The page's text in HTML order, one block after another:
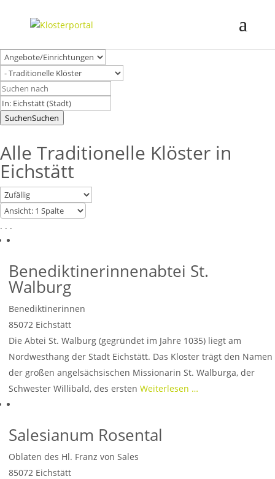
SuchenSuchen
Alle Traditionelle Klöster in
Eichstätt
. . .
Benediktinerinnenabtei St.
Walburg
Benediktinerinnen
85072 Eichstätt
Die Abtei St. Walburg (gegründet im Jahre 1035) liegt am
Nordwesthang der Stadt Eichstätt. Das Kloster trägt den Namen
der großen angelsächsischen Missionarin St. Walburga, der
Schwester Willibald, des ersten Weiterlesen …
Salesianum Rosental
Oblaten des Hl. Franz von Sales
85072 Eichstätt